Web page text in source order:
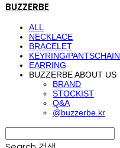
BUZZERBE
ALL
NECKLACE
BRACELET
KEYRING/PANTSCHAIN
EARRING
BUZZERBE ABOUT US
BRAND
STOCKIST
Q&A
@buzzerbe.kr